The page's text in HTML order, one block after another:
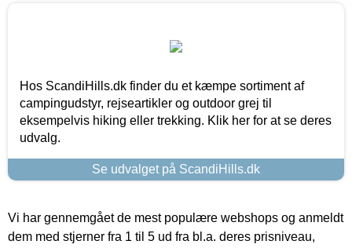
Hos ScandiHills.dk finder du et kæmpe sortiment af
campingudstyr, rejseartikler og outdoor grej til
eksempelvis hiking eller trekking. Klik her for at se deres
udvalg.
Se udvalget på ScandiHills.dk
Vi har gennemgået de mest populære webshops og anmeldt
dem med stjerner fra 1 til 5 ud fra bl.a. deres prisniveau,